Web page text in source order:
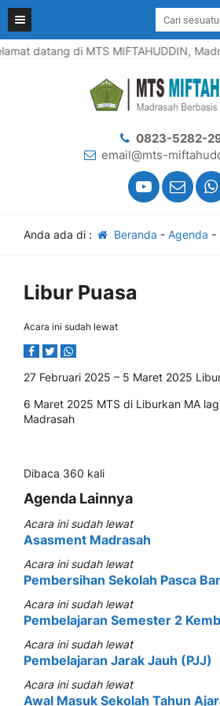
datang di MTS MIFTAHUDDIN,
0823-5282-
email@mts-
Anda ada di : Beranda - Agenda -
Libur Puasa
Acara ini sudah lewat
27 Februari 2025 – 5 Maret 2025
6 Maret 2025 MTS di Liburkan MA
Madrasah
Dibaca 360 kali
Agenda Lainnya
Acara ini sudah lewat
Asasment Madrasah
Acara ini sudah lewat
Pembersihan Sekolah Pasca
Acara ini sudah lewat
Pembelajaran Semester 2
Acara ini sudah lewat
Pembelajaran Jarak Jauh (PJJ)
Acara ini sudah lewat
Awal Masuk Sekolah Tahun